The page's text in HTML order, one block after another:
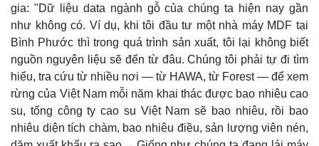
gia: "Dữ liệu data ngành gỗ của chúng ta hiện nay gần
như không có. Ví dụ, khi tôi đầu tư một nhà máy MDF tại
Bình Phước thì trong quá trình sản xuất, tôi lại không biết
nguồn nguyên liệu sẽ đến từ đâu. Chúng tôi phải tự đi tìm
hiểu, tra cứu từ nhiều nơi — từ HAWA, từ Forest — để xem
rừng của Việt Nam mỗi năm khai thác được bao nhiêu cao
su, tổng công ty cao su Việt Nam sẽ bao nhiêu, rồi bao
nhiêu diện tích chàm, bao nhiêu điều, sản lượng viên nén,